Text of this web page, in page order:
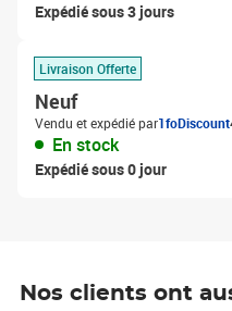
Expédié sous 3 jours
Livraison Offerte
Neuf
Vendu et expédié par1foDiscount
En stock
Expédié sous 0 jour
Nos clients ont